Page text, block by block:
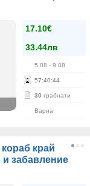
17.10€
33.44лв
5.08 - 9.08
57:40:44
30 грабнати
Варна
край
забавление